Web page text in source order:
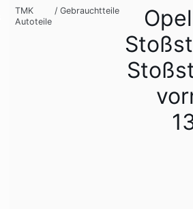
TMK
Autoteile
/ Gebrauchtteile